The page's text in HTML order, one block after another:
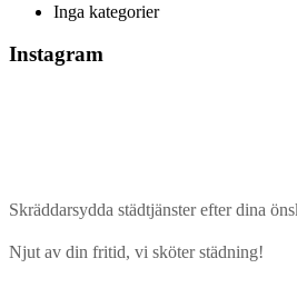
Inga kategorier
Instagram
Skräddarsydda städtjänster efter dina
Njut av din fritid, vi sköter städning!